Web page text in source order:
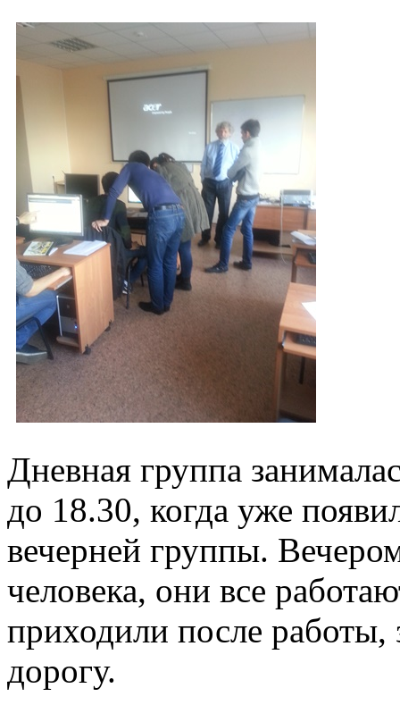
Дневная группа
до 18.30, когда уже
вечерней группы.
человека, они все
приходили после работы,
дорогу.